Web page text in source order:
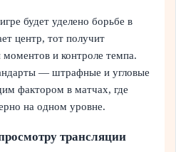
будет уделено борьбе в
центр, тот получит
и контроле темпа.
— штрафные и угловые
фактором в матчах, где
на одном уровне.
трансляции